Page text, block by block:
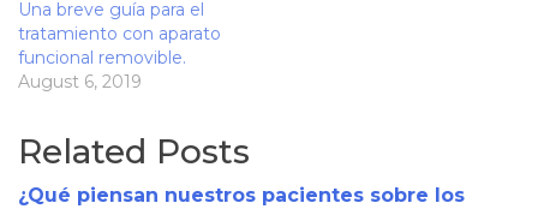
Una breve guía para el
tratamiento con aparato
funcional removible.
August 6, 2019
Related Posts
¿Qué piensan nuestros pacientes sobre los